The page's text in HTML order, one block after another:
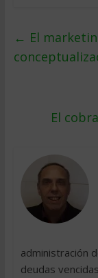
← El
El
administración
deudas